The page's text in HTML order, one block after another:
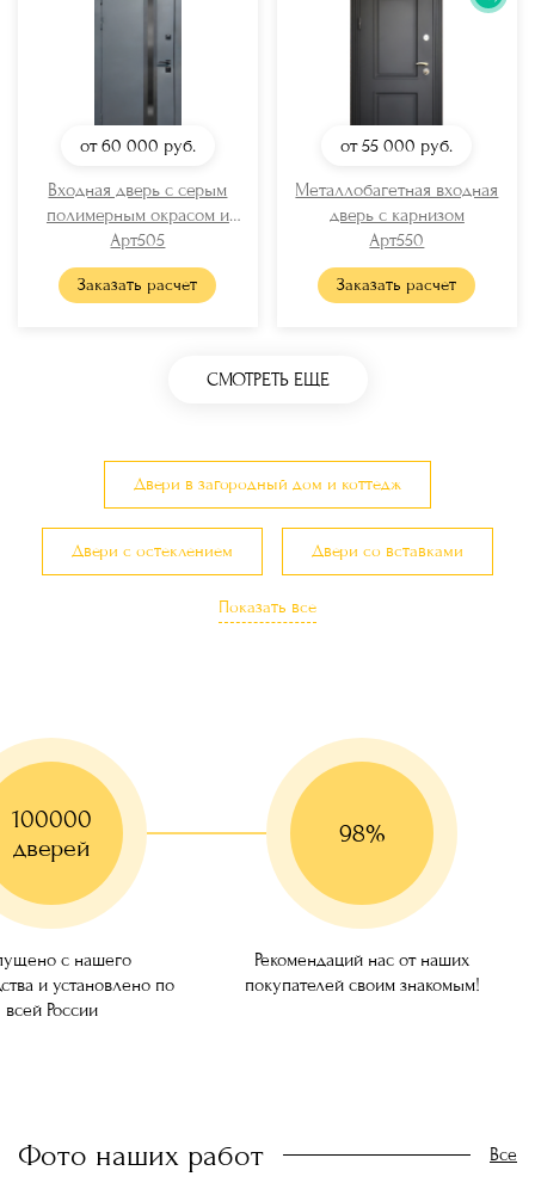
от 60 000 руб.
Входная дверь с серым
полимерным окрасом и
узким стеклом
Арт505
Заказать расчет
от 55 000 руб.
Металлобагетная входная
дверь с карнизом
Арт550
Заказать расчет
СМОТРЕТЬ ЕЩЕ
Двери в загородный дом и коттедж
Двери с остеклением Двери со вставками
Малогабаритные двери
Показать все
100000
дверей
с нашего
и установлено по
всей России
98%
Рекомендаций нас от наших
покупателей своим знакомым!
Фото наших работ Все